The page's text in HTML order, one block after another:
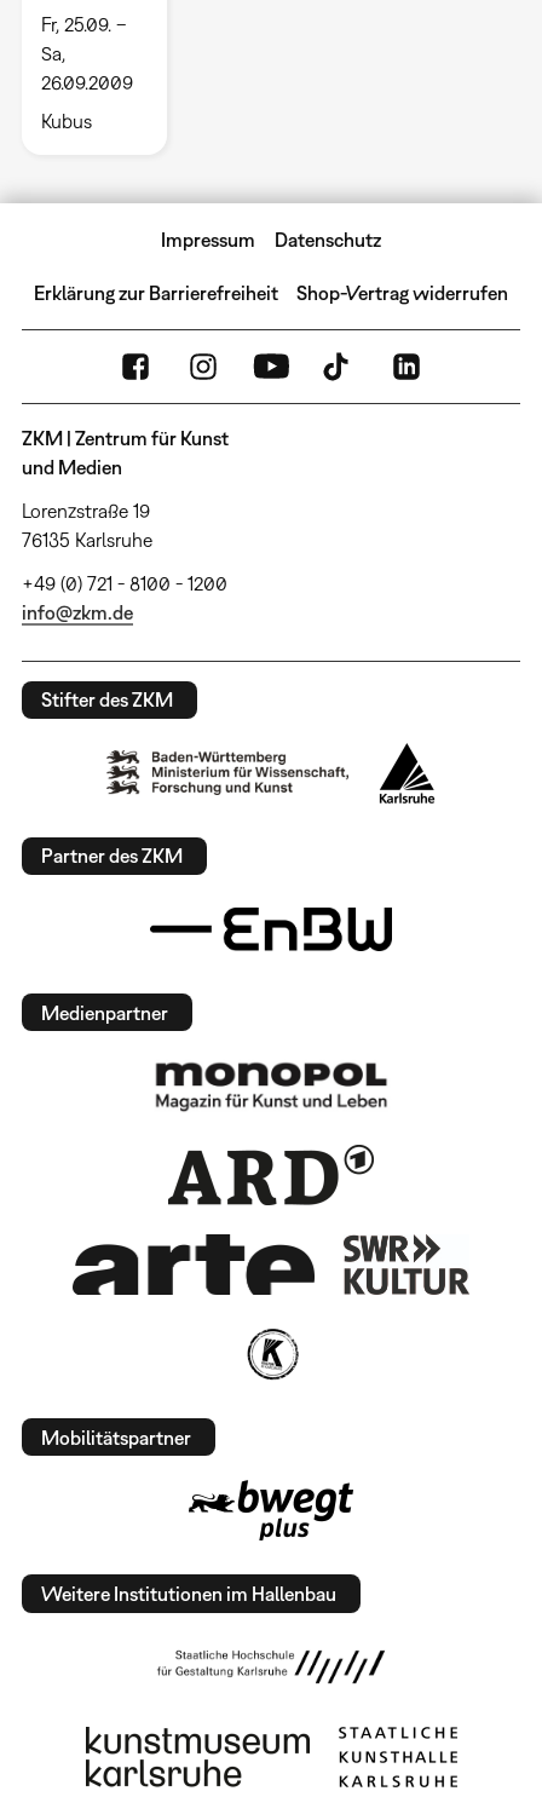
Fr, 25.09. –
Sa,
26.09.2009
Kubus
Impressum Datenschutz
Erklärung zur Barrierefreiheit Shop-Vertrag widerrufen
ZKM | Zentrum für Kunst
und Medien
Lorenzstraße 19
76135 Karlsruhe
+49 (0) 721 - 8100 - 1200
info@zkm.de
Stifter des ZKM
Partner des ZKM
Medienpartner
Mobilitätspartner
Weitere Institutionen im Hallenbau